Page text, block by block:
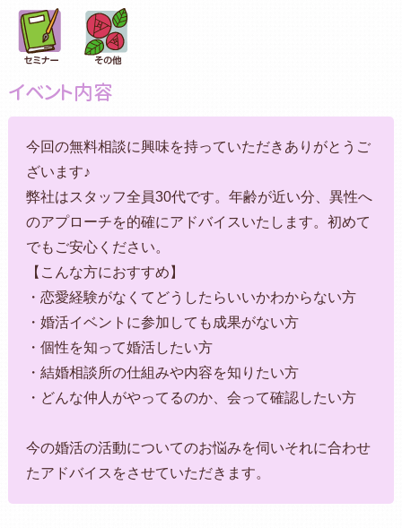
イベント内容
今回の無料相談に興味を持っていただきありがとうご
ざいます♪
弊社はスタッフ全員30代です。年齢が近い分、異性へ
のアプローチを的確にアドバイスいたします。初めて
でもご安心ください。
【こんな方におすすめ】
・恋愛経験がなくてどうしたらいいかわからない方
・婚活イベントに参加しても成果がない方
・個性を知って婚活したい方
・結婚相談所の仕組みや内容を知りたい方
・どんな仲人がやってるのか、会って確認したい方
今の婚活の活動についてのお悩みを伺いそれに合わせ
たアドバイスをさせていただきます。